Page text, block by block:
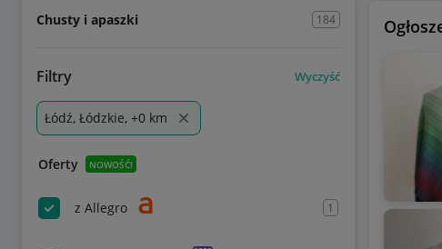
Chusty i apaszki 184
Filtry Wyczyść
Łódź, Łódzkie, +0 km
Oferty NOWOŚĆ!
z Allegro 1